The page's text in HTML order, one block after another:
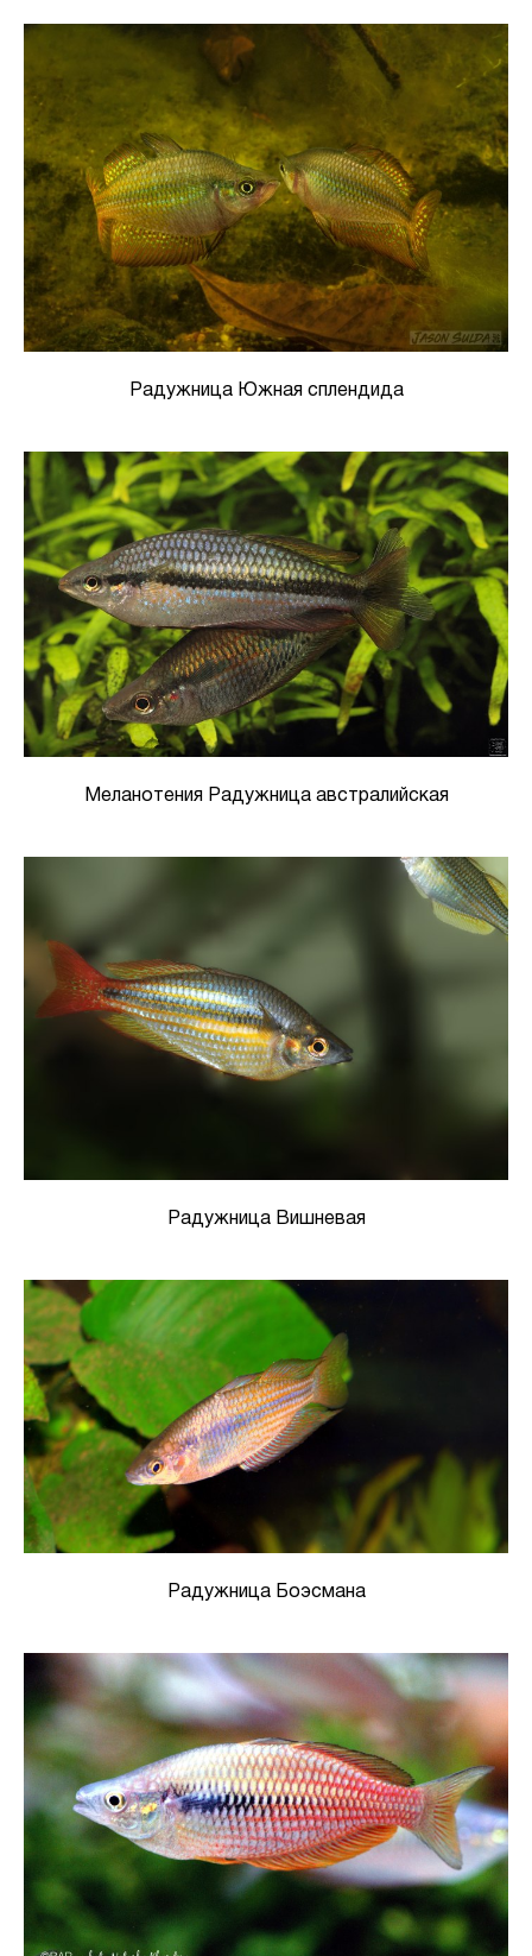
Радужница Южная сплендида
Меланотения Радужница австралийская
Радужница Вишневая
Радужница Боэсмана